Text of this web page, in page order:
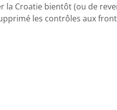
la Croatie bientôt (ou de
les contrôles aux